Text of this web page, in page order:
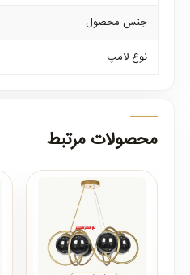
جنس محصول
نوع لامپ
محصولات مرتبط